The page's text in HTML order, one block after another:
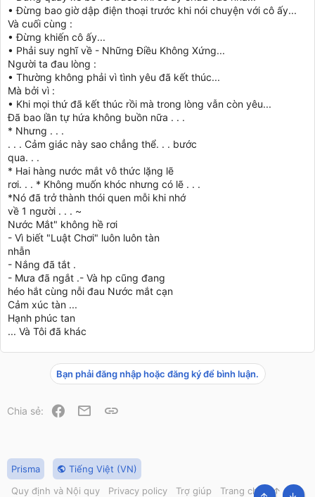
• Đừng bao giờ dập điện thoại trước khi nói chuyện với cô ấy...
Và cuối cùng :
• Đừng khiến cô ấy...
• Phải suy nghĩ về - Những Điều Không Xứng...
Người ta đau lòng :
• Thường không phải vì tình yêu đã kết thúc...
Mà bởi vì :
• Khi mọi thứ đã kết thúc rồi mà trong lòng vẫn còn yêu...
Đã bao lần tự hứa không buồn nữa . . .
* Nhưng . . .
. . . Cảm giác này sao chẳng thể. . . bước
qua. . .
* Hai hàng nước mắt vô thức lặng lẽ
rơi. . . * Không muốn khóc nhưng có lẽ . . .
*Nó đã trở thành thói quen mỗi khi nhớ
về 1 người . . . ~
Nước Mắt" không hề rơi
- Vì biết "Luật Chơi" luôn luôn tàn
nhẫn
- Nắng đã tắt .
- Mưa đã ngắt .- Và hp cũng đang
héo hắt cùng nỗi đau Nước mắt cạn
Cảm xúc tàn ...
Hạnh phúc tan
... Và Tôi đã khác
Bạn phải đăng nhập hoặc đăng ký để bình luận.
Chia sẻ: Facebook
Email
Prisma
Tiếng Việt (VN)
Quy định và Nội quy
Privacy policy Trợ giúp Trang chủ
R